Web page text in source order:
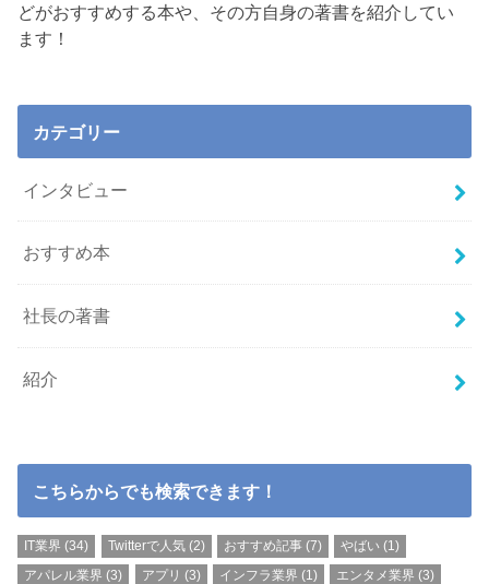
どがおすすめする本や、その方自身の著書を紹介してい
ます！
カテゴリー
インタビュー
おすすめ本
社長の著書
紹介
こちらからでも検索できます！
IT業界 (34) Twitterで人気(2) おすすめ記事(7) やばい (1)
アパレル業界 (3) アプリ (3) インフラ業界 (1) エンタメ業界 (3)